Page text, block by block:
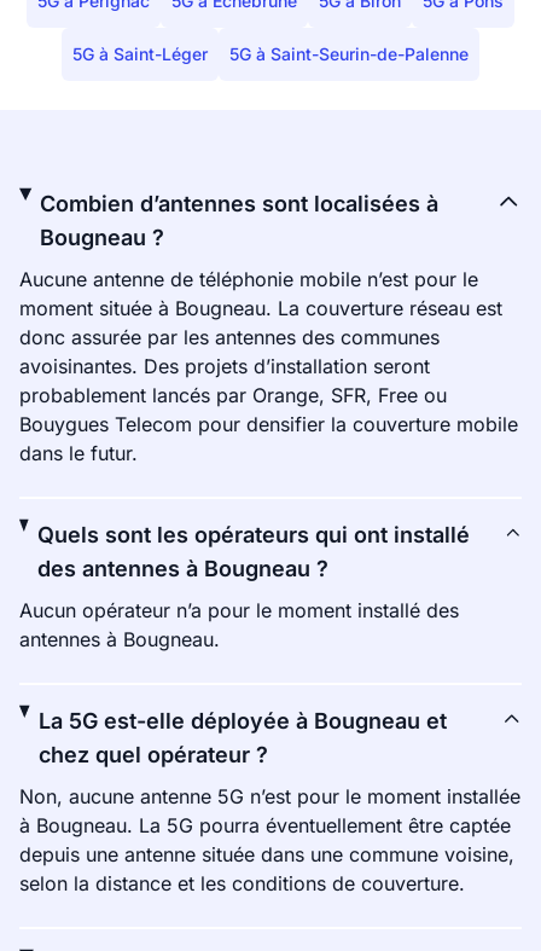
5G à Saint-Léger 5G à Saint-Seurin-de-Palenne
Combien d’antennes sont localisées à
Bougneau ?
Aucune antenne de téléphonie mobile n’est pour le
moment située à Bougneau. La couverture réseau est
donc assurée par les antennes des communes
avoisinantes. Des projets d’installation seront
probablement lancés par Orange, SFR, Free ou
Bouygues Telecom pour densifier la couverture mobile
dans le futur.
Quels sont les opérateurs qui ont installé
des antennes à Bougneau ?
Aucun opérateur n’a pour le moment installé des
antennes à Bougneau.
La 5G est-elle déployée à Bougneau et
chez quel opérateur ?
Non, aucune antenne 5G n’est pour le moment installée
à Bougneau. La 5G pourra éventuellement être captée
depuis une antenne située dans une commune voisine,
selon la distance et les conditions de couverture.